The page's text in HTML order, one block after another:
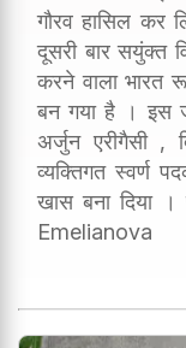
गौरव हासिल कर
दूसरी बार सयुंक्त
करने वाला भारत
बन गया है । इस
अर्जुन एरीगैसी ,
व्यक्तिगत स्वर्ण
खास बना
Emelianova